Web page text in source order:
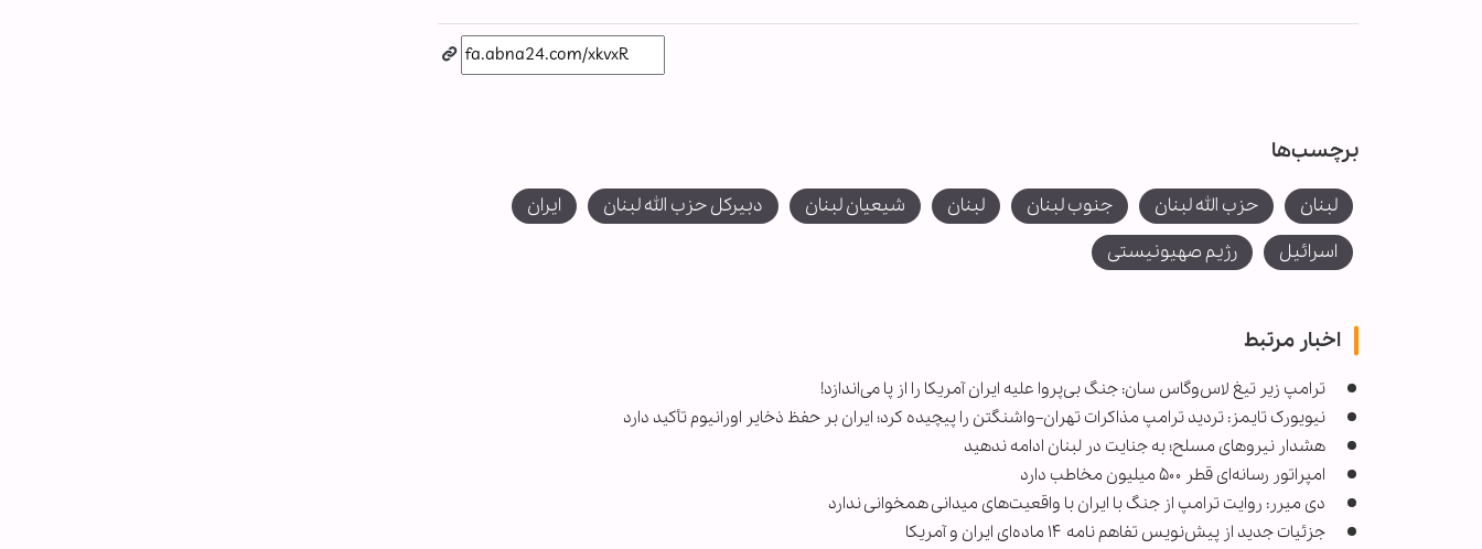
برچسب‌ها
لبنان حزب الله لبنان جنوب لبنان لبنان شیعیان لبنان دبیرکل حزب الله لبنان
ایران
اسرائیل
رژیم صهیونیستی
اخبار مرتبط
ترامپ زیر تیغ لاس‌وگاس سان: جنگ بی‌پروا علیه ایران آمریکا را از پا می‌اندازد!
نیویورک تایمز: تردید ترامپ مذاکرات تهران–واشنگتن را پیچیده کرد؛ ایران بر حفظ ذخایر اورانیوم تأکید دارد
هشدار نیروهای مسلح؛ به جنایت در لبنان ادامه ندهید
امپراتور رسانه‌ای قطر ۵۰۰ میلیون مخاطب دارد
دی میرر: روایت ترامپ از جنگ با ایران با واقعیت‌های میدانی همخوانی ندارد
جزئیات جدید از پیش‌نویس تفاهم نامه ۱۴ ماده‌ای ایران و آمریکا